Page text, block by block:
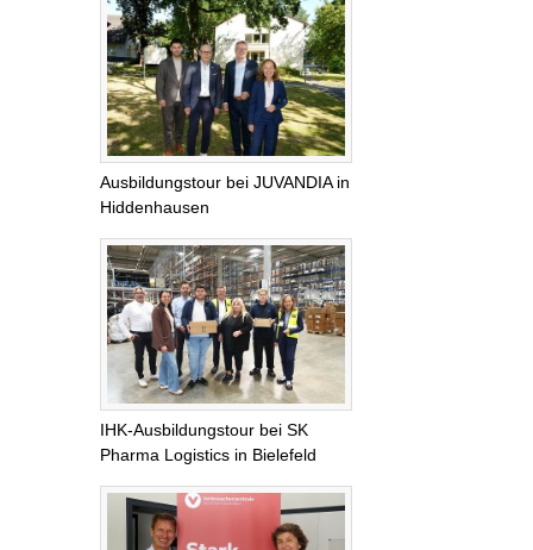
Ausbildungstour bei JUVANDIA in
Hiddenhausen
IHK-Ausbildungstour bei SK
Pharma Logistics in Bielefeld